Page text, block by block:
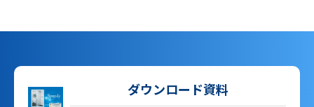
ダウンロード資料